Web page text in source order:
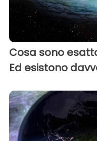
Cosa sono
Ed esistono